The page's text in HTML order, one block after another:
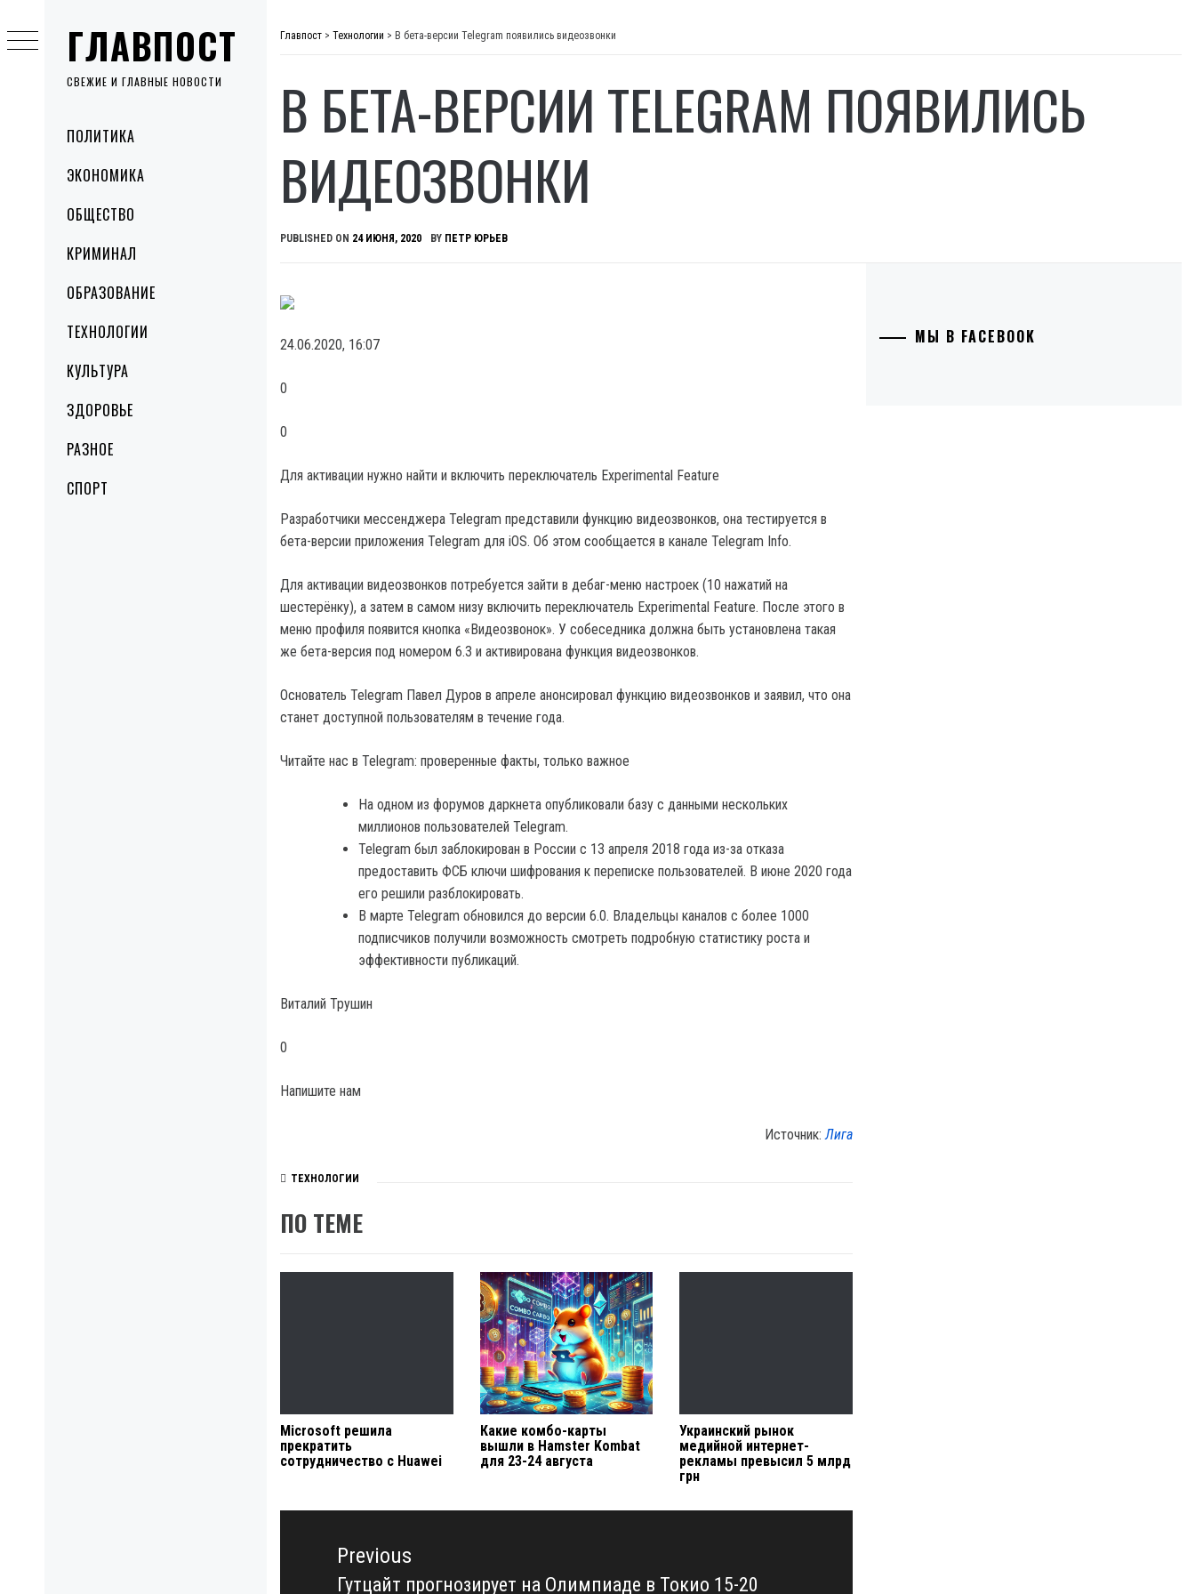
ГЛАВПОСТ
СВЕЖИЕ И ГЛАВНЫЕ НОВОСТИ
MenuПОЛИТИКА
ЭКОНОМИКА
ОБЩЕСТВО
КРИМИНАЛ
ОБРАЗОВАНИЕ
ТЕХНОЛОГИИ
КУЛЬТУРА
ЗДОРОВЬЕ
РАЗНОЕ
СПОРТ
to
content
Главпост > Технологии > В бета-версии Telegram появились видеозвонки
В БЕТА-ВЕРСИИ TELEGRAM ПОЯВИЛИСЬ
ВИДЕОЗВОНКИ
PUBLISHED ON 24 ИЮНЯ, 2020 BY ПЕТР ЮРЬЕВ
24.06.2020, 16:07
0
0
Для активации нужно найти и включить переключатель Experimental Feature
Разработчики мессенджера Telegram представили функцию видеозвонков, она тестируется в
бета-версии приложения Telegram для iOS. Об этом сообщается в канале Telegram Info.
Для активации видеозвонков потребуется зайти в дебаг-меню настроек (10 нажатий на
шестерёнку), а затем в самом низу включить переключатель Experimental Feature. После этого в
меню профиля появится кнопка «Видеозвонок». У собеседника должна быть установлена такая
же бета-версия под номером 6.3 и активирована функция видеозвонков.
Основатель Telegram Павел Дуров в апреле анонсировал функцию видеозвонков и заявил, что она
станет доступной пользователям в течение года.
Читайте нас в Telegram: проверенные факты, только важное
На одном из форумов даркнета опубликовали базу с данными нескольких
миллионов пользователей Telegram.
Telegram был заблокирован в России с 13 апреля 2018 года из-за отказа
предоставить ФСБ ключи шифрования к переписке пользователей. В июне 2020 года
его решили разблокировать.
В марте Telegram обновился до версии 6.0. Владельцы каналов с более 1000
подписчиков получили возможность смотреть подробную статистику роста и
эффективности публикаций.
Виталий Трушин
0
Напишите нам
Источник:Лига
ТЕХНОЛОГИИ
ПО ТЕМЕ
Microsoft решила
прекратить
сотрудничество с Huawei
Какие комбо-карты
вышли в Hamster Kombat
для 23-24 августа
Украинский рынок
медийной интернет-
рекламы превысил 5 млрд
грн
Навигация
записямPrevious
Previous
Гутцайт прогнозирует на Олимпиаде в Токио 15-20
МЫ В FACEBOOK